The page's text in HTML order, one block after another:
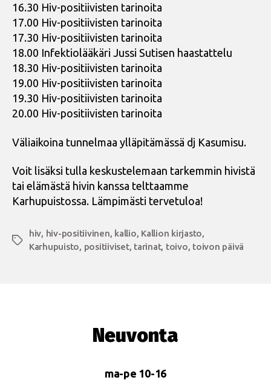
16.30 Hiv-positiivisten tarinoita
17.00 Hiv-positiivisten tarinoita
17.30 Hiv-positiivisten tarinoita
18.00 Infektiolääkäri Jussi Sutisen haastattelu
18.30 Hiv-positiivisten tarinoita
19.00 Hiv-positiivisten tarinoita
19.30 Hiv-positiivisten tarinoita
20.00 Hiv-positiivisten tarinoita
Väliaikoina tunnelmaa ylläpitämässä dj Kasumisu.
Voit lisäksi tulla keskustelemaan tarkemmin hivistä
tai elämästä hivin kanssa telttaamme
Karhupuistossa. Lämpimästi tervetuloa!
Avainsanat
hiv, hiv-positiivinen, kallio, Kallion kirjasto,
Karhupuisto, positiiviset, tarinat, toivo, toivon päivä
Neuvonta
ma-pe 10-16